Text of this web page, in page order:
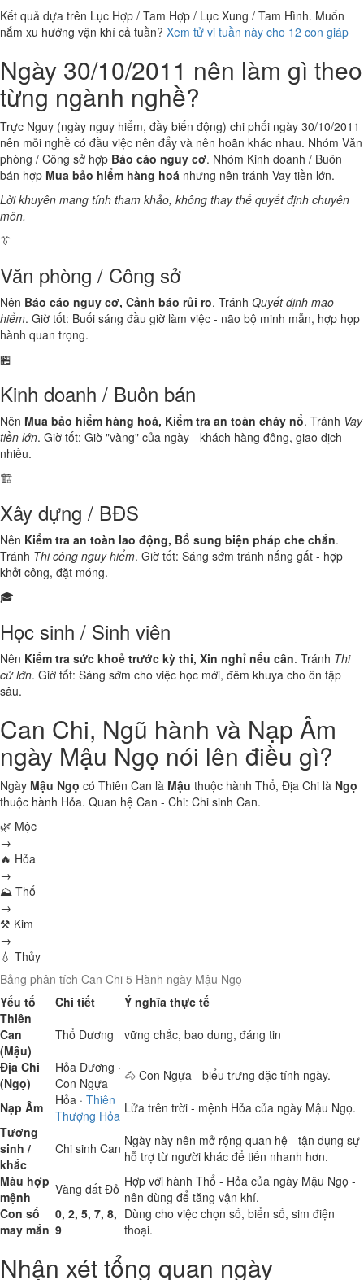
Kết quả dựa trên Lục Hợp / Tam Hợp / Lục Xung / Tam Hình. Muốn
nắm xu hướng vận khí cả tuần? Xem tử vi tuần này cho 12 con giáp
Ngày 30/10/2011 nên làm gì theo
từng ngành nghề?
Trực Nguy (ngày nguy hiểm, đầy biến động) chi phối ngày 30/10/2011
nên mỗi nghề có đầu việc nên đẩy và nên hoãn khác nhau. Nhóm Văn
phòng / Công sở hợp Báo cáo nguy cơ. Nhóm Kinh doanh / Buôn
bán hợp Mua bảo hiểm hàng hoá nhưng nên tránh Vay tiền lớn.
Lời khuyên mang tính tham khảo, không thay thế quyết định chuyên
môn.
👔
Văn phòng / Công sở
Nên Báo cáo nguy cơ, Cảnh báo rủi ro. Tránh Quyết định mạo
hiểm. Giờ tốt: Buổi sáng đầu giờ làm việc - não bộ minh mẫn, hợp họp
hành quan trọng.
🏪
Kinh doanh / Buôn bán
Nên Mua bảo hiểm hàng hoá, Kiểm tra an toàn cháy nổ. Tránh Vay
tiền lớn. Giờ tốt: Giờ "vàng" của ngày - khách hàng đông, giao dịch
nhiều.
🏗️
Xây dựng / BĐS
Nên Kiểm tra an toàn lao động, Bổ sung biện pháp che chắn.
Tránh Thi công nguy hiểm. Giờ tốt: Sáng sớm tránh nắng gắt - hợp
khởi công, đặt móng.
🎓
Học sinh / Sinh viên
Nên Kiểm tra sức khoẻ trước kỳ thi, Xin nghỉ nếu cần. Tránh Thi
cử lớn. Giờ tốt: Sáng sớm cho việc học mới, đêm khuya cho ôn tập
sâu.
Can Chi, Ngũ hành và Nạp Âm
ngày Mậu Ngọ nói lên điều gì?
Ngày Mậu Ngọ có Thiên Can là Mậu thuộc hành Thổ, Địa Chi là Ngọ
thuộc hành Hỏa. Quan hệ Can - Chi: Chi sinh Can.
🌿 Mộc
→
🔥 Hỏa
→
⛰ Thổ
→
⚒ Kim
→
💧 Thủy
Bảng phân tích Can Chi 5 Hành ngày Mậu Ngọ
Yếu tố
Chi tiết
Ý nghĩa thực tế
Thiên
Can
(Mậu)
Thổ Dương
vững chắc, bao dung, đáng tin
Địa Chi
(Ngọ)
Hỏa Dương ·
Con Ngựa
🐴 Con Ngựa - biểu trưng đặc tính ngày.
Nạp Âm
Hỏa · Thiên
Thượng Hỏa Lửa trên trời - mệnh Hỏa của ngày Mậu Ngọ.
Tương
sinh /
khắc
Chi sinh Can Ngày này nên mở rộng quan hệ - tận dụng sự
hỗ trợ từ người khác để tiến nhanh hơn.
Màu hợp
mệnh
Vàng đất Đỏ Hợp với hành Thổ - Hỏa của ngày Mậu Ngọ -
nên dùng để tăng vận khí.
Con số
may mắn
0, 2, 5, 7, 8,
9
Dùng cho việc chọn số, biển số, sim điện
thoại.
Nhận xét tổng quan ngày